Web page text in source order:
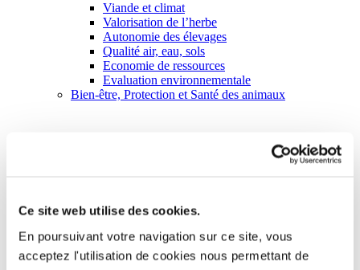
Ce site web utilise des cookies.
En poursuivant votre navigation sur ce site, vous
acceptez l'utilisation de cookies nous permettant de
Viande et climat
Valorisation de l’herbe
Autonomie des élevages
Qualité air, eau, sols
Economie de ressources
Evaluation environnementale
Bien-être, Protection et Santé des animaux